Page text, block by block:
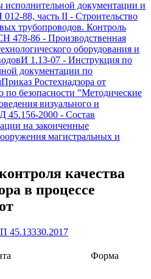
исполнительной документации и
88, часть II - Строительство
трубопроводов. Контроль
478-86 - Производственная
оборудования и
И 1.13-07 - Инструкция по
документации по
Приказ Ростехнадзора от
по безопасности "Методические
визуального и
45.156-2000 - Состав
на законченные
магистральных и
качества
в процессе
45.13330.2017
Форма